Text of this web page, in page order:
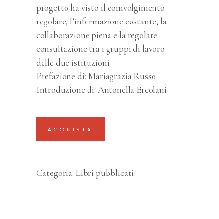
progetto ha visto il coinvolgimento
regolare, l’informazione costante, la
collaborazione piena e la regolare
consultazione tra i gruppi di lavoro
delle due istituzioni.
Prefazione di: Mariagrazia Russo
Introduzione di: Antonella Ercolani
ACQUISTA
Categoria: Libri pubblicati